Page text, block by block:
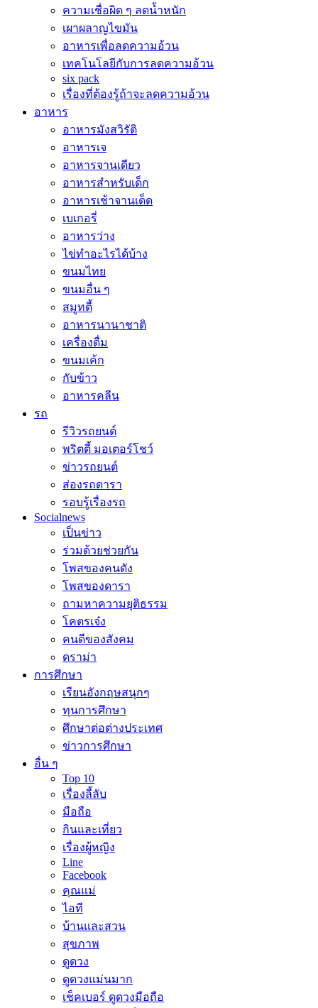
ความเชื่อผิด ๆ ลดน้ำหนัก
เผาผลาญไขมัน
อาหารเพื่อลดความอ้วน
เทคโนโลยีกับการลดความอ้วน
six pack
เรื่องที่ต้องรู้ถ้าจะลดความอ้วน
อาหาร
อาหารมังสวิรัติ
อาหารเจ
อาหารจานเดียว
อาหารสำหรับเด็ก
อาหารเช้าจานเด็ด
เบเกอรี่
อาหารว่าง
ไข่ทำอะไรได้บ้าง
ขนมไทย
ขนมอื่น ๆ
สมูทตี้
อาหารนานาชาติ
เครื่องดื่ม
ขนมเค้ก
กับข้าว
อาหารคลีน
รถ
รีวิวรถยนต์
พริตตี้ มอเตอร์โชว์
ข่าวรถยนต์
ส่องรถดารา
รอบรู้เรื่องรถ
Socialnews
เป็นข่าว
ร่วมด้วยช่วยกัน
โพสของคนดัง
โพสของดารา
ถามหาความยุติธรรม
โคตรเจ๋ง
คนดีของสังคม
ดราม่า
การศึกษา
เรียนอังกฤษสนุกๆ
ทุนการศึกษา
ศึกษาต่อต่างประเทศ
ข่าวการศึกษา
อื่น ๆ
Top 10
เรื่องลี้ลับ
มือถือ
กินและเที่ยว
เรื่องผู้หญิง
Line
Facebook
คุณแม่
ไอที
บ้านและสวน
สุขภาพ
ดูดวง
ดูดวงแม่นมาก
เช็คเบอร์ ดูดวงมือถือ